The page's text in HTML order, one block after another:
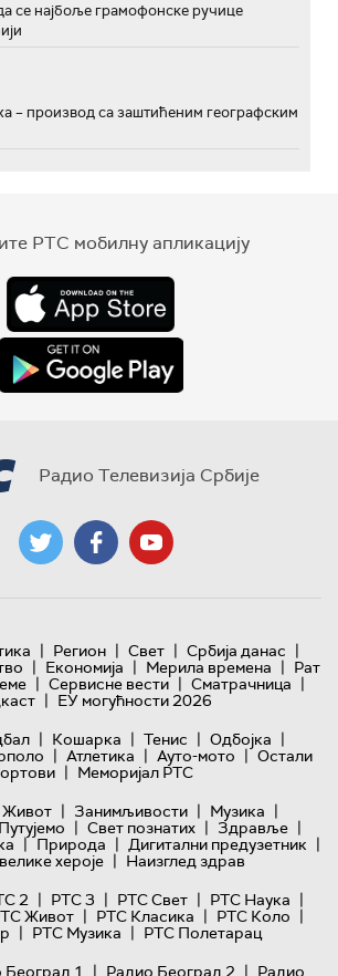
се најбоље грамофонске ручице
– производ са заштићеним географским
РТС мобилну апликацију
Радио Телевизија Србије
| Регион | Свет | Србија данас |
| Економија | Мерила времена | Рат
| Сервисне вести | Сматрачница |
| ЕУ могућности 2026
| Кошарка | Тенис | Одбојка |
| Атлетика | Ауто-мото | Остали
| Меморијал РТС
Живот | Занимљивости | Музика |
Путујемо | Свет познатих | Здравље |
| Природа | Дигитални предузетник |
хероје | Наизглед здрав
2 | РТС 3 | РТС Свет | РТС Наука |
Живот | РТС Класика | РТС Коло |
| РТС Музика | РТС Полетарац
Београд 1 Радио Београд 2 Радио